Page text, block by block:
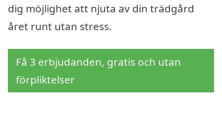
dig möjlighet att njuta av din trädgård
året runt utan stress.
Få 3 erbjudanden, gratis och utan
förpliktelser